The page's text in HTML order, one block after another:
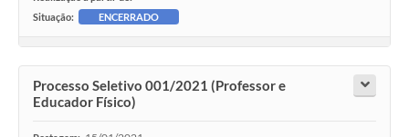
Situação:
ENCERRADO
Processo Seletivo 001/2021 (Professor e
Educador Físico)